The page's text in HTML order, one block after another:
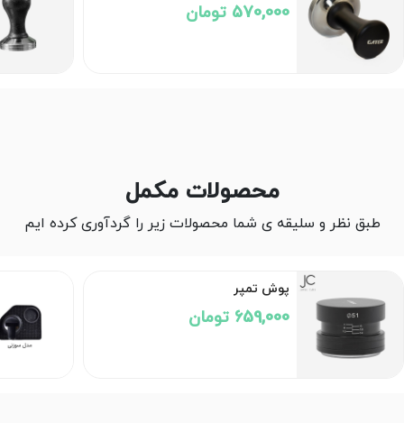
570,000 تومان
محصولات مکمل
طبق نظر و سلیقه ی شما محصولات زیر را گردآوری کرده ایم
پوش تمپر
659,000 تومان